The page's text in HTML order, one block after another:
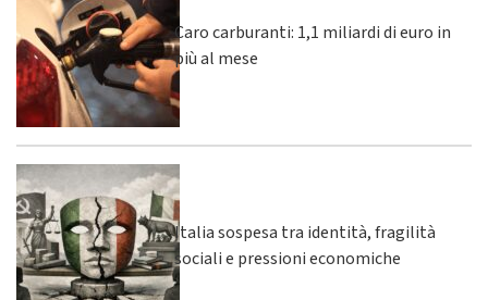
Caro carburanti: 1,1 miliardi di euro in
più al mese
Italia sospesa tra identità, fragilità
sociali e pressioni economiche